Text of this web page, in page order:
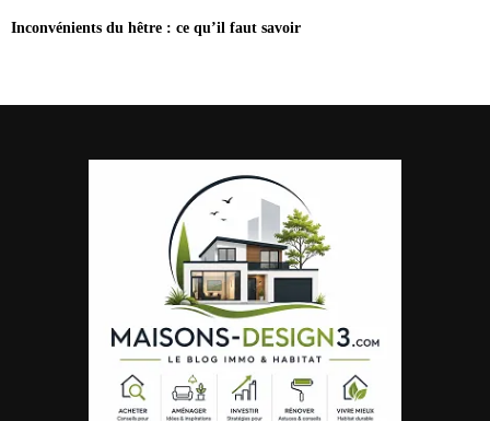
Inconvénients du hêtre : ce qu’il faut savoir